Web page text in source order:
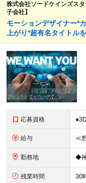
株式会社ソードケインズス
子会社】
モーションデザイナー*
上がり*超有名タイトル
応募資格
給与
勤務地
残業時間 30